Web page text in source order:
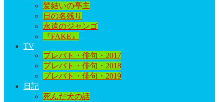
髪結いの亭主
日の名残り
永遠のジャンゴ
『FAKE』
TV
プレバト・俳句・2017
プレバト・俳句・2018
プレバト・俳句・2019
日記
死んだ犬の話